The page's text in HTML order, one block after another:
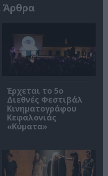
Άρθρα
Έρχεται το 5ο
Διεθνές Φεστιβάλ
Κινηματογράφου
Κεφαλονιάς
«Κύματα»